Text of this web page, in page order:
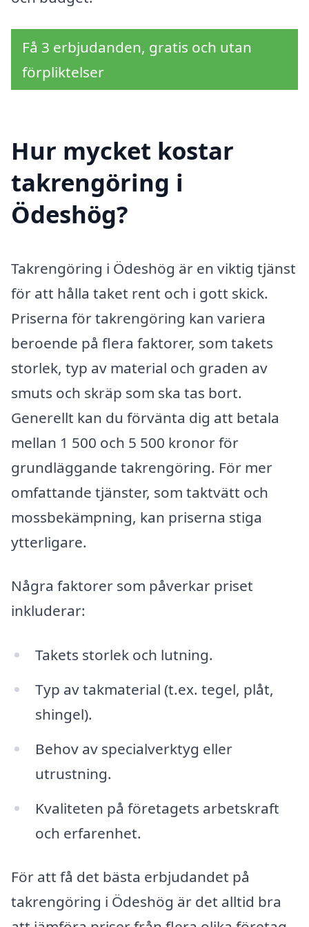
Få 3 erbjudanden, gratis och utan
förpliktelser
Hur mycket kostar
takrengöring i
Ödeshög?
Takrengöring i Ödeshög är en viktig tjänst
för att hålla taket rent och i gott skick.
Priserna för takrengöring kan variera
beroende på flera faktorer, som takets
storlek, typ av material och graden av
smuts och skräp som ska tas bort.
Generellt kan du förvänta dig att betala
mellan 1 500 och 5 500 kronor för
grundläggande takrengöring. För mer
omfattande tjänster, som taktvätt och
mossbekämpning, kan priserna stiga
ytterligare.
Några faktorer som påverkar priset
inkluderar:
Takets storlek och lutning.
Typ av takmaterial (t.ex. tegel, plåt,
shingel).
Behov av specialverktyg eller
utrustning.
Kvaliteten på företagets arbetskraft
och erfarenhet.
För att få det bästa erbjudandet på
takrengöring i Ödeshög är det alltid bra